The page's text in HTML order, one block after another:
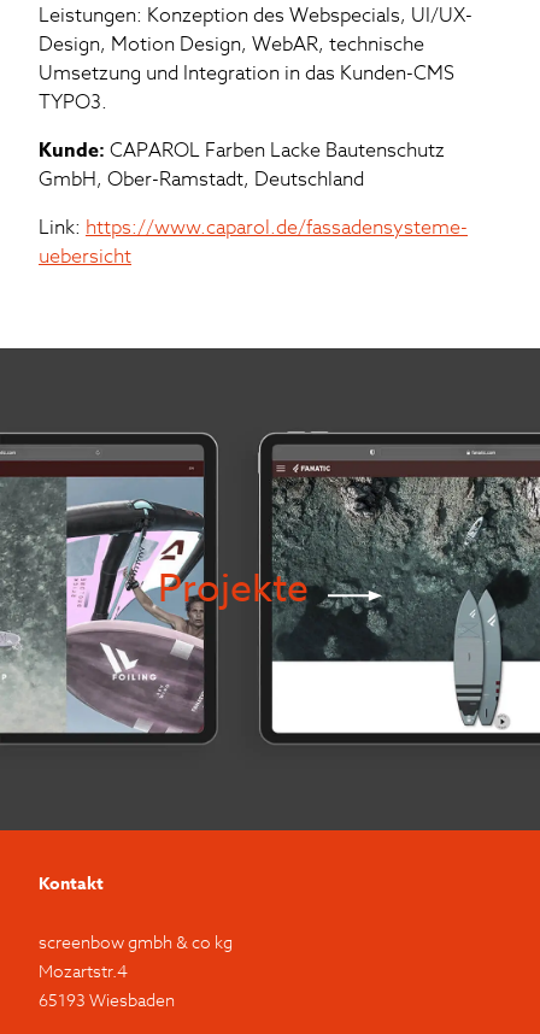
Leistungen: Konzeption des Webspecials, UI/UX-
Design, Motion Design, WebAR, technische
Umsetzung und Integration in das Kunden-CMS
TYPO3.
Kunde: CAPAROL Farben Lacke Bautenschutz
GmbH, Ober-Ramstadt, Deutschland
Link: https://www.caparol.de/fassadensysteme-
uebersicht
Projekte
Kontakt
screenbow gmbh & co kg
Mozartstr.4
65193 Wiesbaden